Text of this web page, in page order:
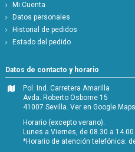
Mi Cuenta
Datos personales
Historial de pedidos
Estado del pedido
Datos de contacto y horario
Pol. Ind. Carretera Amarilla
Avda. Roberto Osborne 15
41007 Sevilla.Ver en Google Maps
Horario (excepto verano):
Lunes a Viernes, de 08.30 a
*Horario de atención telefónica: